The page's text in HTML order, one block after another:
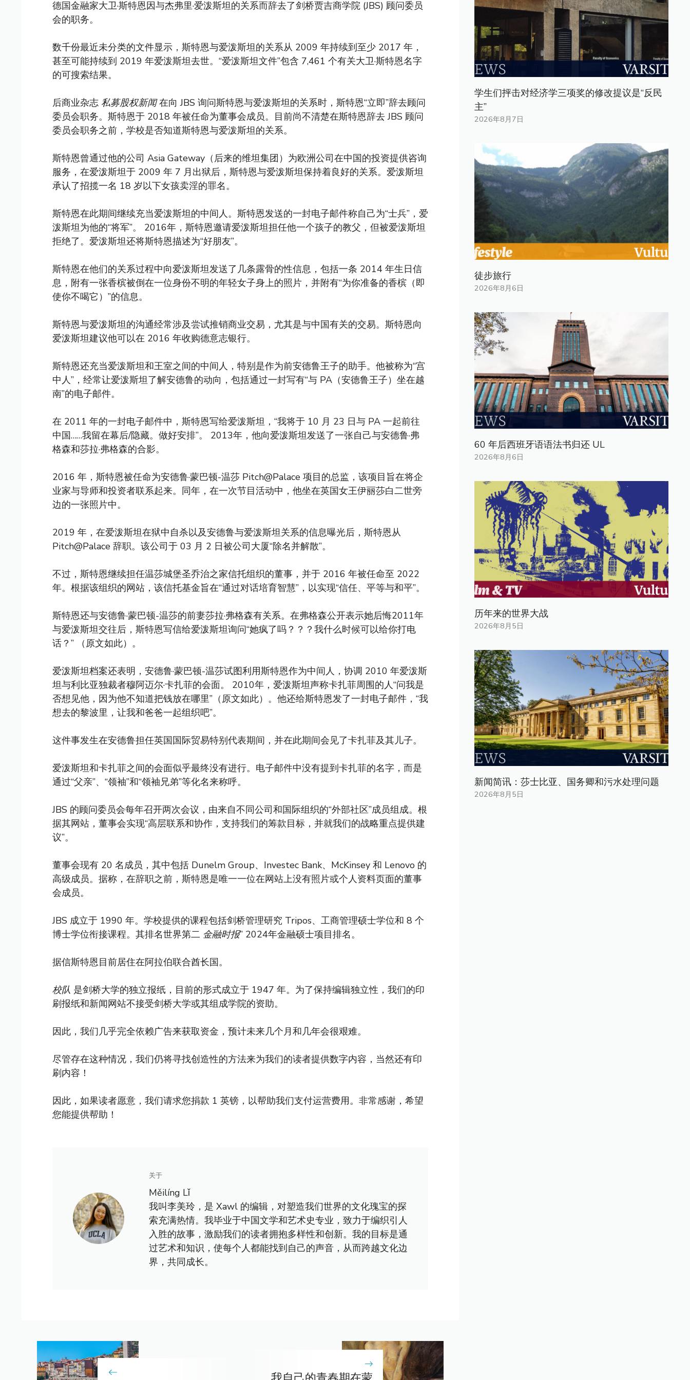
德国金融家大卫·斯特恩因与杰弗里·爱泼斯坦的关系而辞去了剑桥贾吉商学院 (JBS) 顾问委员
会的职务。
数千份最近未分类的文件显示，斯特恩与爱泼斯坦的关系从 2009 年持续到至少 2017 年，
甚至可能持续到 2019 年爱泼斯坦去世。“爱泼斯坦文件”包含 7,461 个有关大卫·斯特恩名字
的可搜索结果。
后商业杂志 私募股权新闻在向 JBS 询问斯特恩与爱泼斯坦的关系时，斯特恩“立即”辞去顾问
委员会职务。斯特恩于 2018 年被任命为董事会成员。目前尚不清楚在斯特恩辞去 JBS 顾问
委员会职务之前，学校是否知道斯特恩与爱泼斯坦的关系。
斯特恩曾通过他的公司 Asia Gateway（后来的维坦集团）为欧洲公司在中国的投资提供咨询
服务，在爱泼斯坦于 2009 年 7 月出狱后，斯特恩与爱泼斯坦保持着良好的关系。爱泼斯坦
承认了招揽一名 18 岁以下女孩卖淫的罪名。
斯特恩在此期间继续充当爱泼斯坦的中间人。斯特恩发送的一封电子邮件称自己为“士兵”，爱
泼斯坦为他的“将军”。 2016年，斯特恩邀请爱泼斯坦担任他一个孩子的教父，但被爱泼斯坦
拒绝了。爱泼斯坦还将斯特恩描述为“好朋友”。
斯特恩在他们的关系过程中向爱泼斯坦发送了几条露骨的性信息，包括一条 2014 年生日信
息，附有一张香槟被倒在一位身份不明的年轻女子身上的照片，并附有“为你准备的香槟（即
使你不喝它）”的信息。
斯特恩与爱泼斯坦的沟通经常涉及尝试推销商业交易，尤其是与中国有关的交易。斯特恩向
爱泼斯坦建议他可以在 2016 年收购德意志银行。
斯特恩还充当爱泼斯坦和王室之间的中间人，特别是作为前安德鲁王子的助手。他被称为“宫
中人”，经常让爱泼斯坦了解安德鲁的动向，包括通过一封写有“与 PA（安德鲁王子）坐在越
南”的电子邮件。
在 2011 年的一封电子邮件中，斯特恩写给爱泼斯坦，“我将于 10 月 23 日与 PA 一起前往
中国……我留在幕后/隐藏。做好安排”。 2013年，他向爱泼斯坦发送了一张自己与安德鲁·弗
格森和莎拉·弗格森的合影。
2016 年，斯特恩被任命为安德鲁·蒙巴顿-温莎 Pitch@Palace 项目的总监，该项目旨在将企
业家与导师和投资者联系起来。同年，在一次节目活动中，他坐在英国女王伊丽莎白二世旁
边的一张照片中。
2019 年，在爱泼斯坦在狱中自杀以及安德鲁与爱泼斯坦关系的信息曝光后，斯特恩从
Pitch@Palace 辞职。该公司于 03 月 2 日被公司大厦“除名并解散”。
不过，斯特恩继续担任温莎城堡圣乔治之家信托组织的董事，并于 2016 年被任命至 2022
年。根据该组织的网站，该信托基金旨在“通过对话培育智慧”，以实现“信任、平等与和平”。
斯特恩还与安德鲁·蒙巴顿-温莎的前妻莎拉·弗格森有关系。在弗格森公开表示她后悔2011年
与爱泼斯坦交往后，斯特恩写信给爱泼斯坦询问“她疯了吗？？？我什么时候可以给你打电
话？” （原文如此）。
爱泼斯坦档案还表明，安德鲁·蒙巴顿-温莎试图利用斯特恩作为中间人，协调 2010 年爱泼斯
坦与利比亚独裁者穆阿迈尔·卡扎菲的会面。 2010年，爱泼斯坦声称卡扎菲周围的人“问我是
否想见他，因为他不知道把钱放在哪里”（原文如此）。他还给斯特恩发了一封电子邮件，“我
想去的黎波里，让我和爸爸一起组织吧”。
这件事发生在安德鲁担任英国国际贸易特别代表期间，并在此期间会见了卡扎菲及其儿子。
爱泼斯坦和卡扎菲之间的会面似乎最终没有进行。电子邮件中没有提到卡扎菲的名字，而是
通过“父亲”、“领袖”和“领袖兄弟”等化名来称呼。
JBS 的顾问委员会每年召开两次会议，由来自不同公司和国际组织的“外部社区”成员组成。根
据其网站，董事会实现“高层联系和协作，支持我们的筹款目标，并就我们的战略重点提供建
议”。
董事会现有 20 名成员，其中包括 Dunelm Group、Investec Bank、McKinsey 和 Lenovo 的
高级成员。据称，在辞职之前，斯特恩是唯一一位在网站上没有照片或个人资料页面的董事
会成员。
JBS 成立于 1990 年。学校提供的课程包括剑桥管理研究 Tripos、工商管理硕士学位和 8 个
博士学位衔接课程。其排名世界第二 金融时报” 2024年金融硕士项目排名。
据信斯特恩目前居住在阿拉伯联合酋长国。
校队 是剑桥大学的独立报纸，目前的形式成立于 1947 年。为了保持编辑独立性，我们的印
刷报纸和新闻网站不接受剑桥大学或其组成学院的资助。
因此，我们几乎完全依赖广告来获取资金，预计未来几个月和几年会很艰难。
尽管存在这种情况，我们仍将寻找创造性的方法来为我们的读者提供数字内容，当然还有印
刷内容！
因此，如果读者愿意，我们请求您捐款 1 英镑，以帮助我们支付运营费用。非常感谢，希望
您能提供帮助！
关于
Měilíng Lǐ
我叫李美玲，是 Xawl 的编辑，对塑造我们世界的文化瑰宝的探
索充满热情。我毕业于中国文学和艺术史专业，致力于编织引人
入胜的故事，激励我们的读者拥抱多样性和创新。我的目标是通
过艺术和知识，使每个人都能找到自己的声音，从而跨越文化边
界，共同成长。
学生们抨击对经济学三项奖的修改提议是“反民
主”
2026年8月7日
徒步旅行
2026年8月6日
60 年后西班牙语语法书归还 UL
2026年8月6日
历年来的世界大战
2026年8月5日
新闻简讯：莎士比亚、国务卿和污水处理问题
2026年8月5日